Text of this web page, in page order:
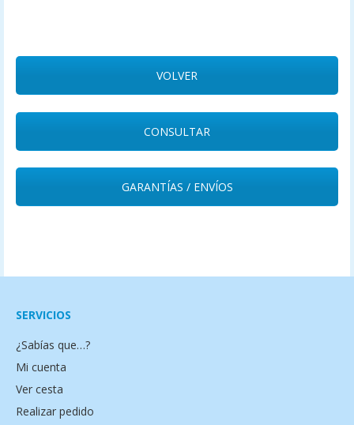
VOLVER
CONSULTAR
GARANTÍAS / ENVÍOS
SERVICIOS
¿Sabías que…?
Mi cuenta
Ver cesta
Realizar pedido